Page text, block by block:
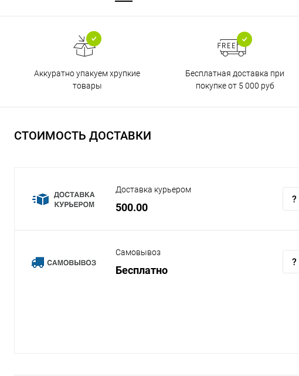
Аккуратно упакуем хрупкие
товары
Бесплатная доставка при
покупке от 5 000 руб
СТОИМОСТЬ ДОСТАВКИ
Доставка курьером
500.00
Самовывоз
Бесплатно